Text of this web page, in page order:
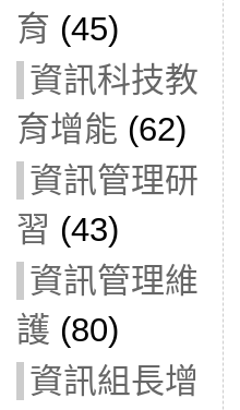
育 (45)
資訊科技教
育增能 (62)
資訊管理研
習 (43)
資訊管理維
護 (80)
資訊組長增